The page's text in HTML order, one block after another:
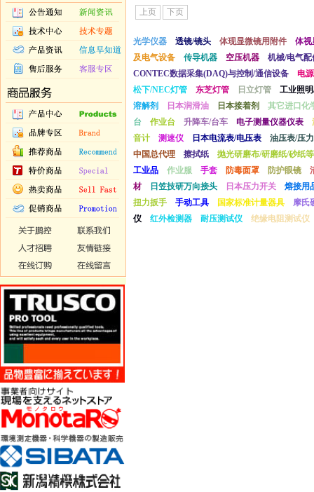
上页 下页
光学仪器 透镜/镜头 体现显微镜用附件
体视
及电气设备
传导机器 空压机器
机械/电气配
CONTEC数据采集(DAQ)与控制/通信设备
电
松下/NEC灯管
东芝灯管 日立灯管
工业照
溶解剂
日本润滑油 日本接着剂
其它进口化
台
作业台 升降车/台车 电子测量仪器仪表
音计
测速仪 日本电流表/电压表
油压表/压
中国总代理
擦拭纸
抛光研磨布/研磨纸/砂纸等
工业品
作业服 手套 防毒面罩 防护眼镜
材
日笠技研万向接头 日本压力开关
熔接用
扭力扳手
手动工具 国家标准计量器具
摩氏
仪
红外检测器 耐压测试仪 绝缘电阻测试仪